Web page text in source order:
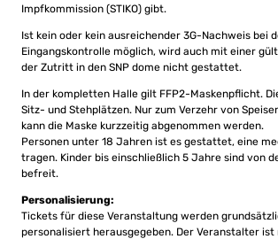
Impfkommission (STIKO) gibt.
Ist kein oder kein ausreichender 3G-Nachweis bei
Eingangskontrolle möglich, wird auch mit einer
der Zutritt in den SNP dome nicht gestattet.
In der kompletten Halle gilt FFP2-Maskenpflicht.
Sitz- und Stehplätzen. Nur zum Verzehr von
kann die Maske kurzzeitig abgenommen werden.
Personen unter 18 Jahren ist es gestattet, eine
tragen. Kinder bis einschließlich 5 Jahre sind von
befreit.
Personalisierung:
Tickets für diese Veranstaltung werden
personalisiert herausgegeben. Der Veranstalter ist